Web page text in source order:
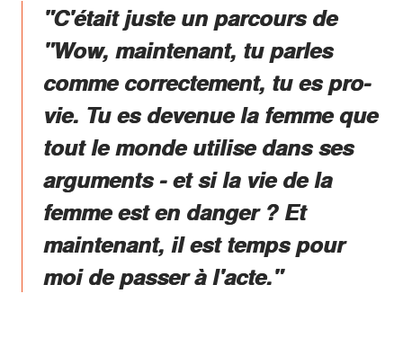
"C'était juste un parcours de
"Wow, maintenant, tu parles
comme correctement, tu es pro-
vie. Tu es devenue la femme que
tout le monde utilise dans ses
arguments - et si la vie de la
femme est en danger ? Et
maintenant, il est temps pour
moi de passer à l'acte."